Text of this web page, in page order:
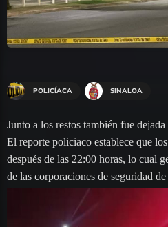
POLICÍACA SINALOA
Junto a los restos también fue
El reporte policiaco establece que
después de las 22:00 horas, lo cual
de las corporaciones de seguridad